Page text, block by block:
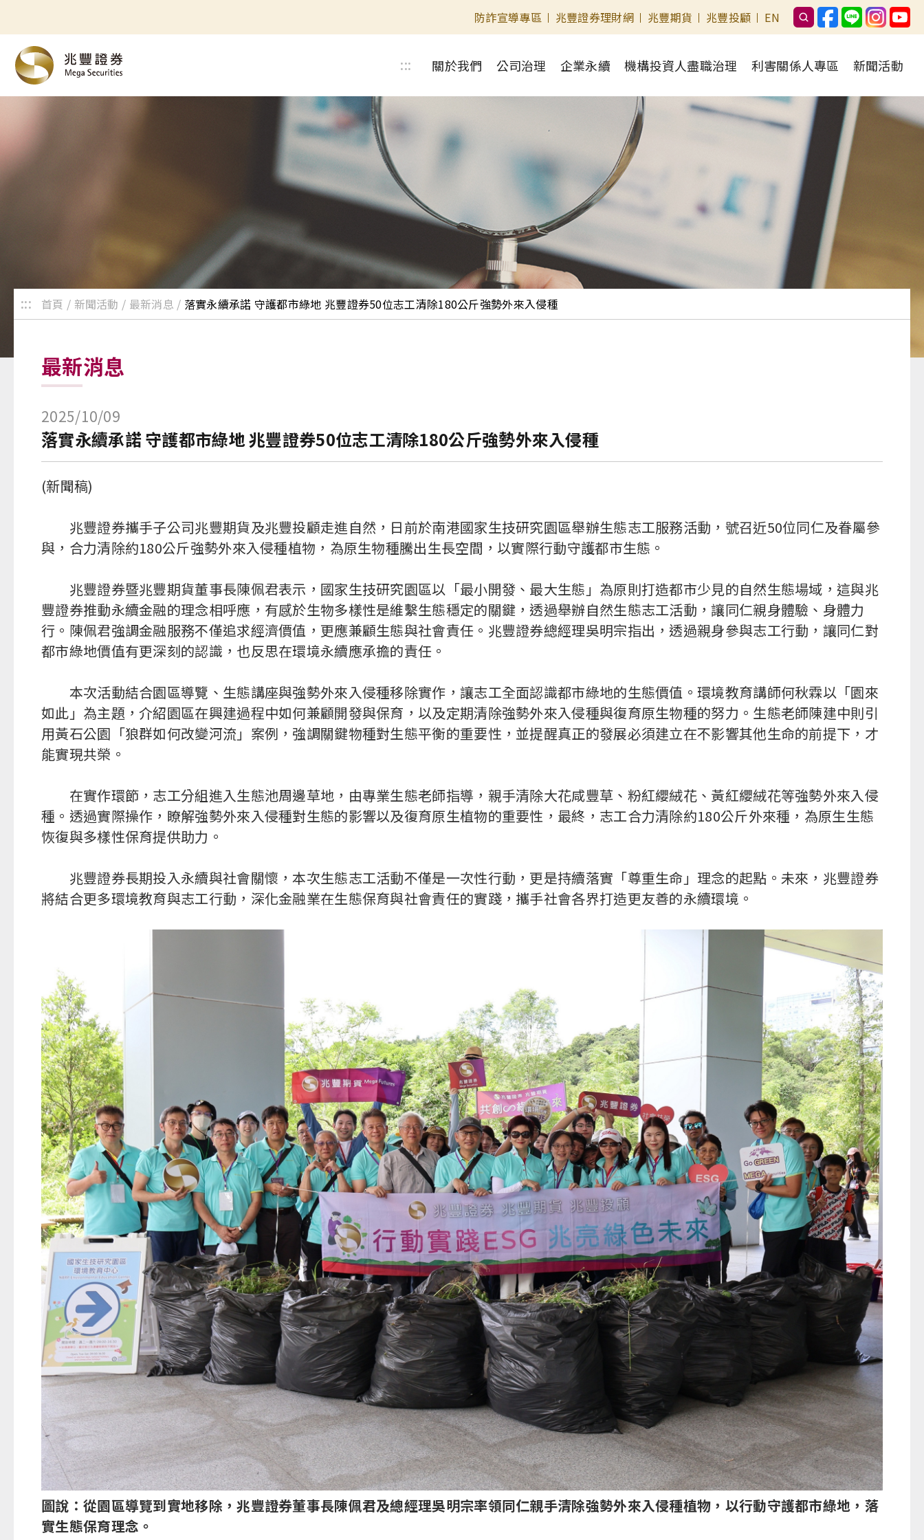
防詐宣導專區 兆豐證券理財網 兆豐期貨 兆豐投顧 EN
::: 關於我們 公司治理 企業永續 機構投資人盡職治理 利害關係人專區 新聞活動
::: 首頁 新聞活動 最新消息 落實永續承諾 守護都市綠地 兆豐證券50位志工清除180公斤強勢外來入侵種
最新消息
2025/10/09
落實永續承諾 守護都市綠地 兆豐證券50位志工清除180公斤強勢外來入侵種
(新聞稿)
兆豐證券攜手子公司兆豐期貨及兆豐投顧走進自然，日前於南港國家生技研究園區舉辦生態志工服務活動，號召近50位同仁及眷屬參
與，合力清除約180公斤強勢外來入侵種植物，為原生物種騰出生長空間，以實際行動守護都市生態。
兆豐證券暨兆豐期貨董事長陳佩君表示，國家生技研究園區以「最小開發、最大生態」為原則打造都市少見的自然生態場域，這與兆
豐證券推動永續金融的理念相呼應，有感於生物多樣性是維繫生態穩定的關鍵，透過舉辦自然生態志工活動，讓同仁親身體驗、身體力
行。陳佩君強調金融服務不僅追求經濟價值，更應兼顧生態與社會責任。兆豐證券總經理吳明宗指出，透過親身參與志工行動，讓同仁對
都市綠地價值有更深刻的認識，也反思在環境永續應承擔的責任。
本次活動結合園區導覽、生態講座與強勢外來入侵種移除實作，讓志工全面認識都市綠地的生態價值。環境教育講師何秋霖以「園來
如此」為主題，介紹園區在興建過程中如何兼顧開發與保育，以及定期清除強勢外來入侵種與復育原生物種的努力。生態老師陳建中則引
用黃石公園「狼群如何改變河流」案例，強調關鍵物種對生態平衡的重要性，並提醒真正的發展必須建立在不影響其他生命的前提下，才
能實現共榮。
在實作環節，志工分組進入生態池周邊草地，由專業生態老師指導，親手清除大花咸豐草、粉紅纓絨花、黃紅纓絨花等強勢外來入侵
種。透過實際操作，瞭解強勢外來入侵種對生態的影響以及復育原生植物的重要性，最終，志工合力清除約180公斤外來種，為原生生態
恢復與多樣性保育提供助力。
兆豐證券長期投入永續與社會關懷，本次生態志工活動不僅是一次性行動，更是持續落實「尊重生命」理念的起點。未來，兆豐證券
將結合更多環境教育與志工行動，深化金融業在生態保育與社會責任的實踐，攜手社會各界打造更友善的永續環境。
圖說：從園區導覽到實地移除，兆豐證券董事長陳佩君及總經理吳明宗率領同仁親手清除強勢外來入侵種植物，以行動守護都市綠地，落
實生態保育理念。